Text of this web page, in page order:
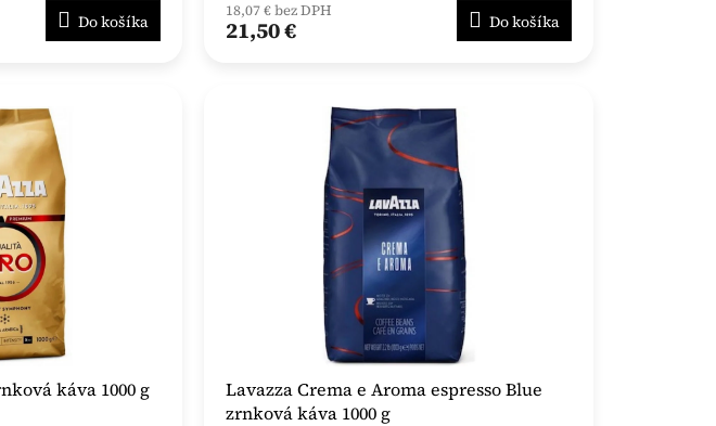
Do košíka
18,07 € bez DPH
21,50 € Do košíka
káva 1000 g
Lavazza Crema e Aroma espresso Blue
zrnková káva 1000 g